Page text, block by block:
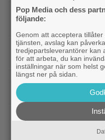
TV-spel|
kalkonfilmen – ”Den
Casting|3 nya X-Men
ryktas om fler heta
Hollywood|Morgan
filmer – om lönen är
Netflix
Glöm Tom
Robert Langdon-skådis
Pop Media och dess
följande:
Genom att acceptera
tjänsten, avslag kan
tredjepartsleverantörer kan
för att arbeta, du kan
inställningar när som helst
längst ner på sidan.